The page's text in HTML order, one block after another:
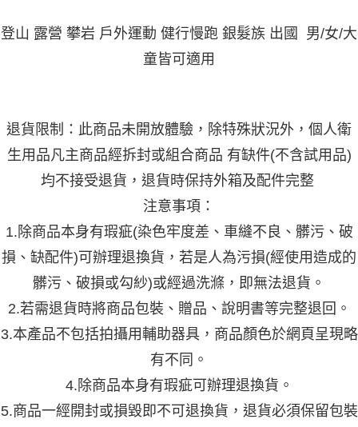
登山 露營 攀岩 戶外運動 健行慢跑 銀髮族 出國 男/女/大
童皆可適用
退貨限制：此商品未開放體驗，除特殊狀況外，個人衛
生用品凡主商品經拆封或組合商品 有缺件(不含試用品)
均不接受退貨，退貨時保持外箱及配件完整
注意事項：
1.除商品本身有瑕疵(染色牢度差、車縫不良、髒污、破
損、缺配件)可辦理退換貨，若是人為污損(經使用造成的
髒污、破損或勾紗)或經過洗滌，即無法退貨。
2.若需退貨時將商品包裝、贈品、說明書等完整退回。
3.本產品不包括拍攝用輔助器具，商品顏色於網頁呈現略
有不同。
4.除商品本身有瑕疵可辦理退換貨。
5.商品一經開封或損毀即不可退換貨，退貨必須保留包裝